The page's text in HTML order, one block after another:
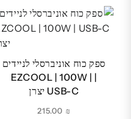
ספק כוח אוניברסלי לניידים
| EZCOOL | 100W |
USB-C יצרן
₪